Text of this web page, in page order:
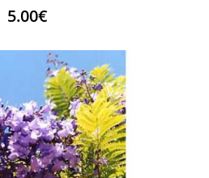
5.00€